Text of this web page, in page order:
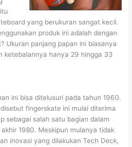
yang berukuran sangat kecil.
produk ini adalah dengan
Ukuran panjang papan ini biasanya
ketebalannya hanya 29 hingga 33
ini bisa ditelusuri pada tahun 1960.
fingerskate ini mulai diterima
sebagai salah satu bagian dalam
1980. Meskipun mulanya tidak
inovasi yang dilakukan Tech Deck,